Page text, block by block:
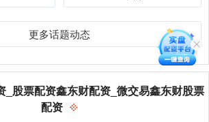
更多话题动态
_股票配资鑫东财配资_微交易鑫东财股票
配资